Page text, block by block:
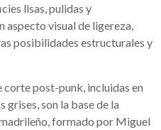
lisas, pulidas y
aspecto visual de ligereza,
posibilidades estructurales y
corte post-punk, incluidas en
son la base de la
formado por Miguel